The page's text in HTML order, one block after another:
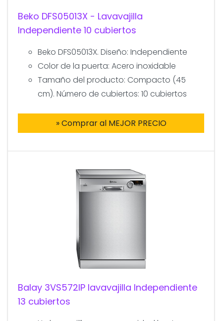
Beko DFS05013X - Lavavajilla
Independiente 10 cubiertos
Beko DFS05013X. Diseño: Independiente
Color de la puerta: Acero inoxidable
Tamaño del producto: Compacto (45
cm). Número de cubiertos: 10 cubiertos
» Comprar al MEJOR PRECIO
Balay 3VS572IP lavavajilla Independiente
13 cubiertos